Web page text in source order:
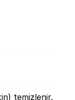
temizlenir.